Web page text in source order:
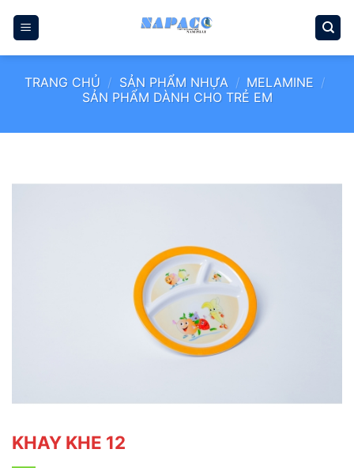
qua
TRANG CHỦ / SẢN PHẨM NHỰA / MELAMINE /
SẢN PHẨM DÀNH CHO TRẺ EM
KHAY KHE 12